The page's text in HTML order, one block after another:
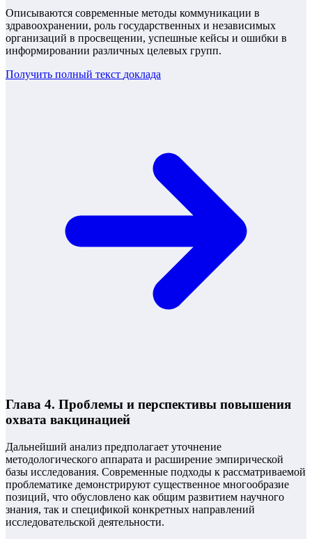
Описываются современные методы коммуникации в
здравоохранении, роль государственных и независимых
организаций в просвещении, успешные кейсы и ошибки в
информировании различных целевых групп.
Получить полный текст доклада
Глава 4. Проблемы и перспективы повышения
охвата вакцинацией
Дальнейший анализ предполагает уточнение
методологического аппарата и расширение эмпирической
базы исследования. Современные подходы к рассматриваемой
проблематике демонстрируют существенное многообразие
позиций, что обусловлено как общим развитием научного
знания, так и спецификой конкретных направлений
исследовательской деятельности.